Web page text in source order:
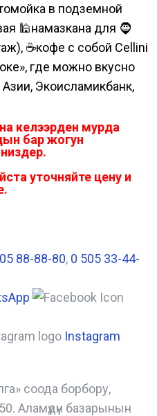
в подземной
🕌намазкана для 🧔
☕кофе с собой Cellini
где можно вкусно
Азии, Экоисламикбанк,
келээрден мурда
бар жогун
уточняйте цену и
88-88-80, 0 505 33-44-
Instagram
соода борбору,
Аламүдүн базарынын